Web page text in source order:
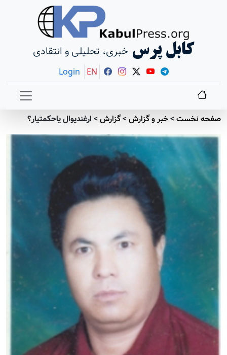
کابل پرس خبری، تحلیلی و انتقادی
Login EN
صفحه نخست>خبر و گزارش>گزارش> ارغندیوال یاحکمتیار؟